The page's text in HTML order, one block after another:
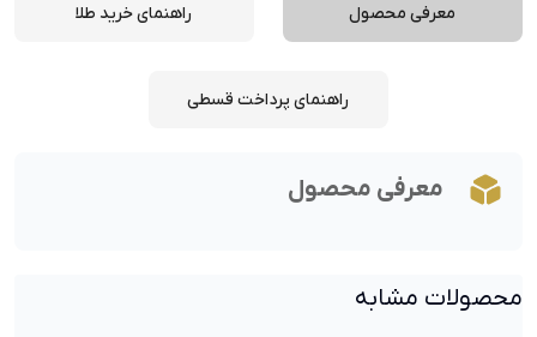
معرفی محصول راهنمای خرید طلا
راهنمای پرداخت قسطی
معرفی محصول
محصولات مشابه